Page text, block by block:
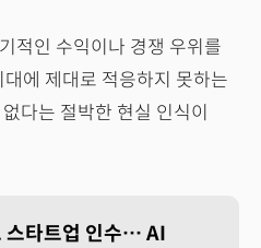
적인 수익이나 경쟁 우위를
에 제대로 적응하지 못하는
다는 절박한 현실 인식이
스타트업 인수… AI